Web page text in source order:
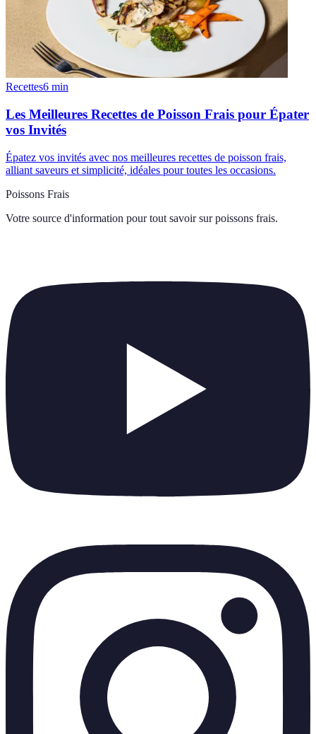
Recettes6 min
Les Meilleures Recettes de Poisson Frais pour Épater
vos Invités
Épatez vos invités avec nos meilleures recettes de poisson frais,
alliant saveurs et simplicité, idéales pour toutes les occasions.
Poissons Frais
Votre source d'information pour tout savoir sur poissons frais.